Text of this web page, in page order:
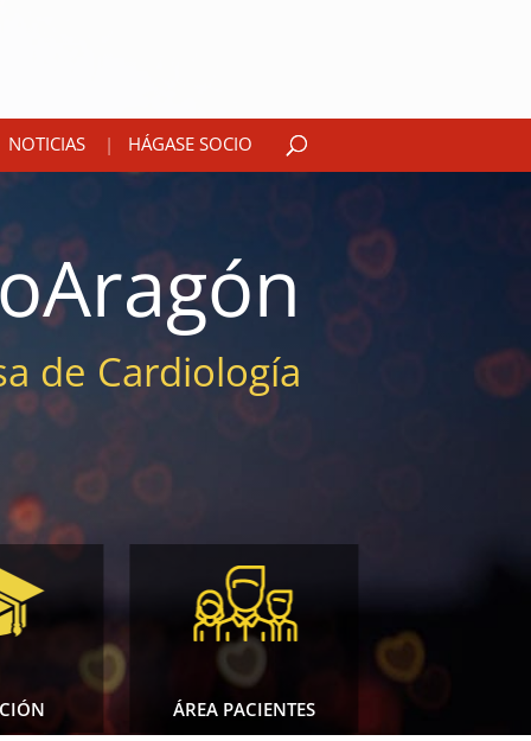
NOTICIAS HÁGASE SOCIO
de Cardiología
ÁREA PACIENTES